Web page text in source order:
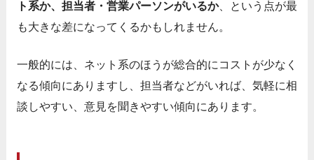
ト系か、担当者・営業パーソンがいるか、という点が最
も大きな差になってくるかもしれません。
一般的には、ネット系のほうが総合的にコストが少なく
なる傾向にありますし、担当者などがいれば、気軽に相
談しやすい、意見を聞きやすい傾向にあります。